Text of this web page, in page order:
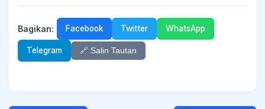
Bagikan: Facebook Twitter WhatsApp
Telegram 🔗 Salin Tautan